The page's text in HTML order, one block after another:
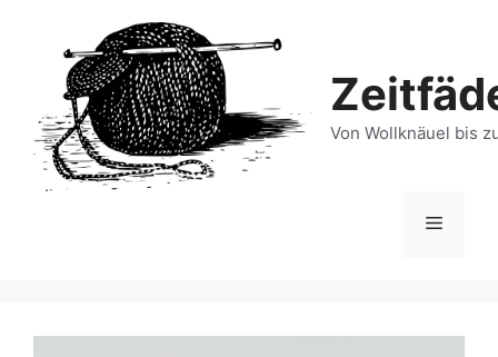
springen
Von Wollknäuel bis
Menü